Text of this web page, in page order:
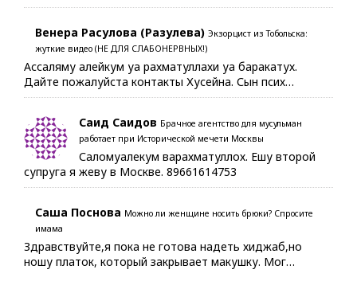
Венера Расулова (Разулева) Экзорцист из Тобольска:
жуткие видео (НЕ ДЛЯ СЛАБОНЕРВНЫХ!)
Ассаляму алейкум уа рахматуллахи уа баракатух.
Дайте пожалуйста контакты Хусейна. Сын псих…
Саид Саидов Брачное агентство для мусульман
работает при Исторической мечети Москвы
Саломуалекум варахматуллох. Ешу второй
супруга я жеву в Москве. 89661614753
Саша Поснова Можно ли женщине носить брюки? Спросите
имама
Здравствуйте,я пока не готова надеть хиджаб,но
ношу платок, который закрывает макушку. Мог…